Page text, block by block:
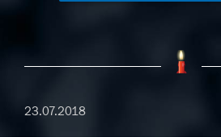
23.07.2018